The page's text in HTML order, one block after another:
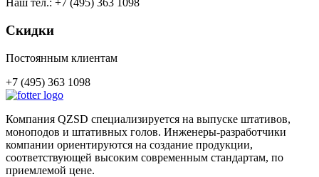
Наш тел.: +7 (495) 363 1098
Скидки
Постоянным клиентам
+7 (495) 363 1098
Компания QZSD специализируется на выпуске штативов,
моноподов и штативных голов. Инженеры-разработчики
компании ориентируются на создание продукции,
соответствующей высоким современным стандартам, по
приемлемой цене.